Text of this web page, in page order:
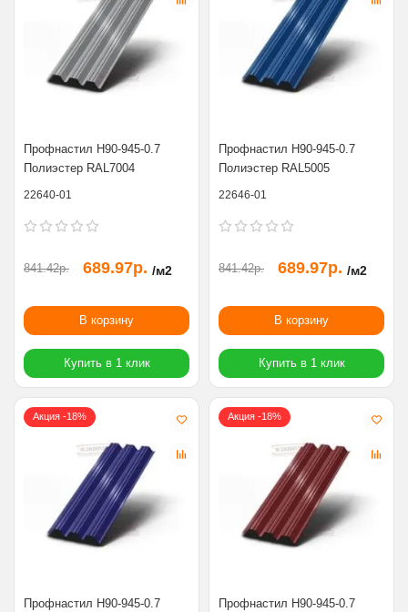
Профнастил Н90-945-0.7
Полиэстер RAL7004
22640-01
841.42р. 689.97р. /м2
В корзину
Купить в 1 клик
Профнастил Н90-945-0.7
Полиэстер RAL5005
22646-01
841.42р. 689.97р. /м2
В корзину
Купить в 1 клик
Акция -18%
Профнастил Н90-945-0.7
Акция -18%
Профнастил Н90-945-0.7